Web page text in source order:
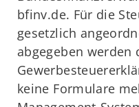
bfinv.de. Für die
gesetzlich
abgegeben werden
keine Formulare